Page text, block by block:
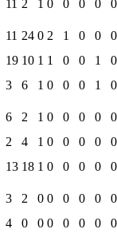
11 2 1 0 0 0 0
0
11 24 0 2 1 0 0
0
19 10 1 1 0 0 1
0
3 6 1 0 0 0 1
0
6 2 1 0 0 0 0
0
2 4 1 0 0 0 0
0
13 18 1 0 0 0 0
0
3 2 0 0 0 0 0
0
4 0 0 0 0 0 0
0